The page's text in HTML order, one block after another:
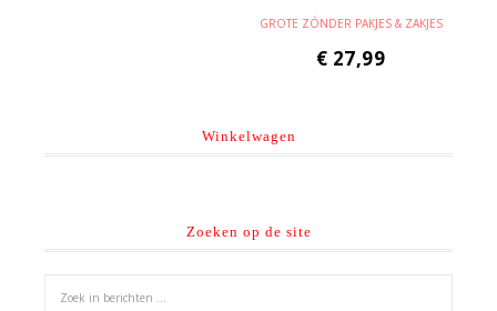
GROTE ZÓNDER PAKJES & ZAKJES
€ 27,99
Winkelwagen
Zoeken op de site